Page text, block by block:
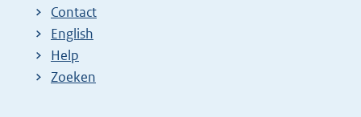
Contact
English
Help
Zoeken